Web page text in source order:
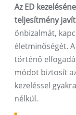
Az ED
teljesítmény
önbizalmát,
életminőségét.
történő
módot biztosít
kezeléssel
nélkül.